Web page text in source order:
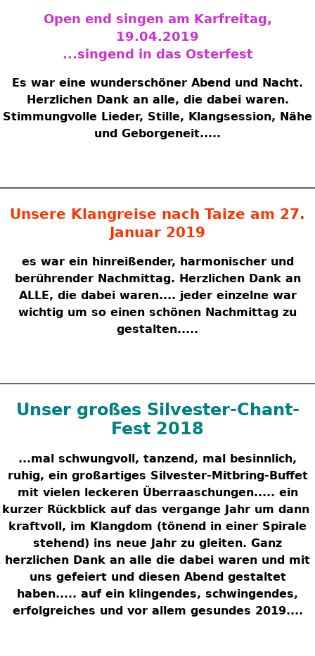
Open end singen am Karfreitag,
19.04.2019
...singend in das Osterfest
Es war eine wunderschöner Abend und Nacht.
Herzlichen Dank an alle, die dabei waren.
Stimmungvolle Lieder, Stille, Klangsession, Nähe
und Geborgeneit.....
Unsere Klangreise nach Taize am 27.
Januar 2019
es war ein hinreißender, harmonischer und
berührender Nachmittag. Herzlichen Dank an
ALLE, die dabei waren.... jeder einzelne war
wichtig um so einen schönen Nachmittag zu
gestalten.....
Unser großes Silvester-Chant-
Fest 2018
...mal schwungvoll, tanzend, mal besinnlich,
ruhig, ein großartiges Silvester-Mitbring-Buffet
mit vielen leckeren Überraaschungen..... ein
kurzer Rückblick auf das vergange Jahr um dann
kraftvoll, im Klangdom (tönend in einer Spirale
stehend) ins neue Jahr zu gleiten. Ganz
herzlichen Dank an alle die dabei waren und mit
uns gefeiert und diesen Abend gestaltet
haben..... auf ein klingendes, schwingendes,
erfolgreiches und vor allem gesundes 2019....